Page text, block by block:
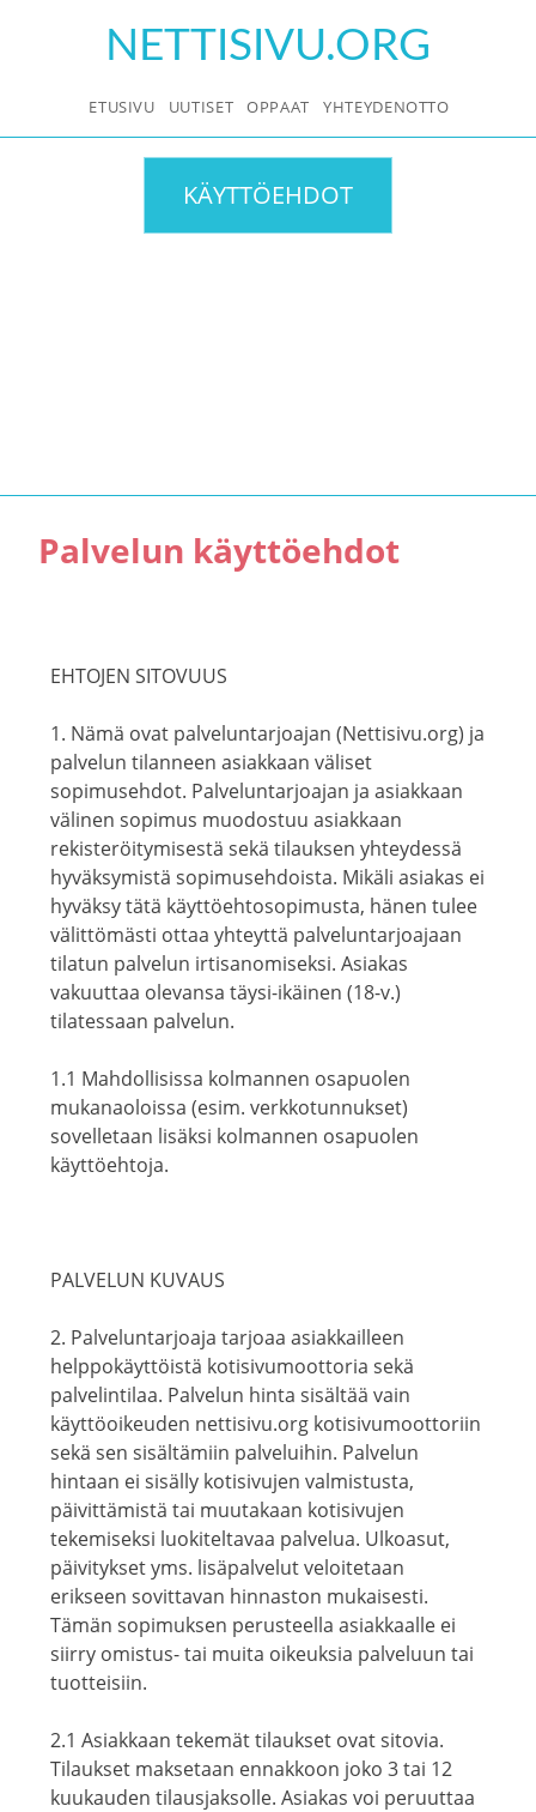
NETTISIVU.ORG
ETUSIVU UUTISET OPPAAT YHTEYDENOTTO
KÄYTTÖEHDOT
Palvelun käyttöehdot
EHTOJEN SITOVUUS
1. Nämä ovat palveluntarjoajan (Nettisivu.org) ja
palvelun tilanneen asiakkaan väliset
sopimusehdot. Palveluntarjoajan ja asiakkaan
välinen sopimus muodostuu asiakkaan
rekisteröitymisestä sekä tilauksen yhteydessä
hyväksymistä sopimusehdoista. Mikäli asiakas ei
hyväksy tätä käyttöehtosopimusta, hänen tulee
välittömästi ottaa yhteyttä palveluntarjoajaan
tilatun palvelun irtisanomiseksi. Asiakas
vakuuttaa olevansa täysi-ikäinen (18-v.)
tilatessaan palvelun.
1.1 Mahdollisissa kolmannen osapuolen
mukanaoloissa (esim. verkkotunnukset)
sovelletaan lisäksi kolmannen osapuolen
käyttöehtoja.
PALVELUN KUVAUS
2. Palveluntarjoaja tarjoaa asiakkailleen
helppokäyttöistä kotisivumoottoria sekä
palvelintilaa. Palvelun hinta sisältää vain
käyttöoikeuden nettisivu.org kotisivumoottoriin
sekä sen sisältämiin palveluihin. Palvelun
hintaan ei sisälly kotisivujen valmistusta,
päivittämistä tai muutakaan kotisivujen
tekemiseksi luokiteltavaa palvelua. Ulkoasut,
päivitykset yms. lisäpalvelut veloitetaan
erikseen sovittavan hinnaston mukaisesti.
Tämän sopimuksen perusteella asiakkaalle ei
siirry omistus- tai muita oikeuksia palveluun tai
tuotteisiin.
2.1 Asiakkaan tekemät tilaukset ovat sitovia.
Tilaukset maksetaan ennakkoon joko 3 tai 12
kuukauden tilausjaksolle. Asiakas voi peruuttaa